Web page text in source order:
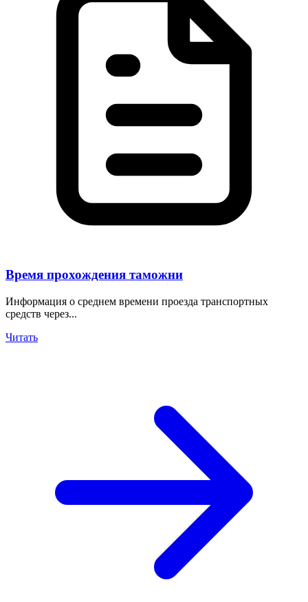
Время прохождения таможни
Информация о среднем времени проезда транспортных
средств через...
Читать